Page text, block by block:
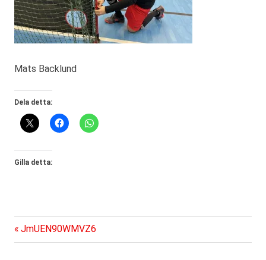
Mats Backlund
Dela detta:
Gilla detta:
Inläggsnavigering
Föregående
inlägg:
JmUEN90WMVZ6